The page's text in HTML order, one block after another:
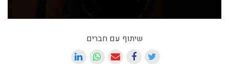
שיתוף עם חברים